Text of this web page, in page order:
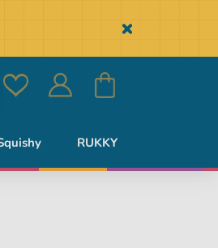
Skryť
OblíbenéPřihlásit Košík
RUKKY